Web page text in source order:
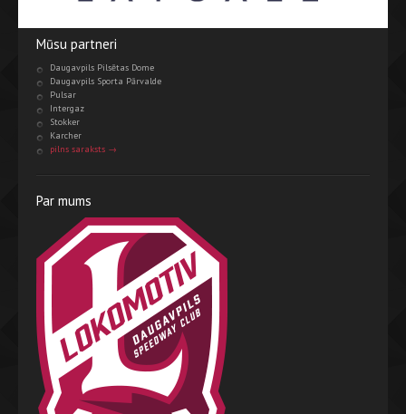
Mūsu partneri
Daugavpils Pilsētas Dome
Daugavpils Sporta Pārvalde
Pulsar
Intergaz
Stokker
Karcher
pilns saraksts →
Par mums